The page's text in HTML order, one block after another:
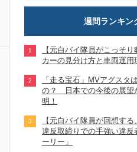
週間ランキン
【元白バイ隊員がこっそ
カーの見分け方と車両運用
「走る宝石」MVアグスタ
の？ 日本での今後の展望
明！
【元白バイ隊員が回想す
違反取締りでの手強い違反
ーリー」